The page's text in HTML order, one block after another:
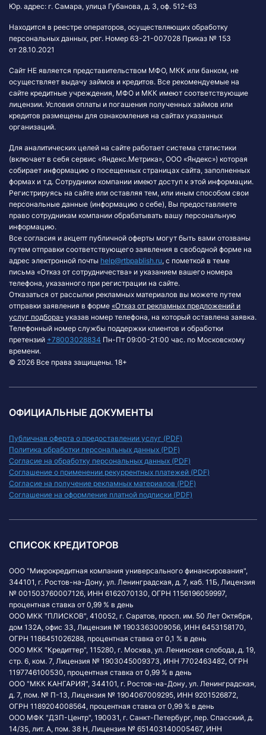
Юр. адрес: г. Самара, улица Губанова, д. 3, оф. 512-63
Находится в реестре операторов, осуществляющих обработку
персональных данных, рег. Номер 63-21-007028 Приказ № 153
от 28.10.2021
Сайт НЕ является представительством МФО, МКК или банком, не
осуществляет выдачу займов и кредитов. Все рекомендуемые на
сайте кредитные учреждения, МФО и МКК имеют соответствующие
лицензии. Условия оплаты и погашения полученных займов или
кредитов размещены для ознакомления на сайтах указанных
организаций.
Для аналитических целей на сайте работает система статистики
(включает в себя сервис «Яндекс.Метрика», ООО «Яндекс») которая
собирает информацию о посещенных страницах сайта, заполненных
формах и т.д. Сотрудники компании имеют доступ к этой информации.
Регистрируясь на сайте или оставляя тем, или иным способом свои
персональные данные (информацию о себе), Вы предоставляете
право сотрудникам компании обрабатывать вашу персональную
информацию.
Все согласия и акцепт публичной оферты могут быть вами отозваны
путем отправки соответствующего заявления в свободной форме на
адрес электронной почты help@rtbpablish.ru, с пометкой в теме
письма «Отказ от сотрудничества» и указанием вашего номера
телефона, указанного при регистрации на сайте.
Отказаться от рассылки рекламных материалов вы можете путем
отправки заявления в форме «Отказ от рекламных предложений и
услуг подбора» указав номер телефона, на который оставлена заявка.
Телефонный номер службы поддержки клиентов и обработки
претензий +78003028834 Пн-Пт 09:00-21:00 час. по Московскому
времени.
© 2026 Все права защищены. 18+
ОФИЦИАЛЬНЫЕ ДОКУМЕНТЫ
Публичная оферта о предоставлении услуг (PDF)
Политика обработки персональных данных (PDF)
Согласие на обработку персональных данных (PDF)
Соглашение о применении рекуррентных платежей (PDF)
Согласие на получение рекламных материалов (PDF)
Соглашение на оформление платной подписки (PDF)
СПИСОК КРЕДИТОРОВ
ООО "Микрокредитная компания универсального финансирования",
344101, г. Ростов-на-Дону, ул. Ленинградская, д. 7, каб. 11Б, Лицензия
№ 001503760007126, ИНН 6162070130, ОГРН 1156196059997,
процентная ставка от 0,99 % в день
ООО МКК "ПЛИСКОВ", 410052, г. Саратов, просп. им. 50 Лет Октября,
дом 132А, офис 33, Лицензия № 1903363009056, ИНН 6453158170,
ОГРН 1186451026288, процентная ставка от 0,1 % в день
ООО МКК "Кредиттер", 115280, г. Москва, ул. Ленинская слобода, д. 19,
стр. 6, ком. 7, Лицензия № 1903045009373, ИНН 7702463482, ОГРН
1197746100530, процентная ставка от 0,99 % в день
ООО "МКК КАНГАРИЯ", 344101, г. Ростов-на-Дону, ул. Ленинградская,
д. 7, пом. № П-13, Лицензия № 1904067009295, ИНН 9201526872,
ОГРН 1189204008564, процентная ставка от 0,99 % в день
ООО МФК "ДЗП-Центр", 190031, г. Санкт-Петербург, пер. Спасский, д.
14/35, лит. А, пом. 38 Н, Лицензия № 651403140005467, ИНН